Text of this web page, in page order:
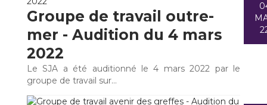
Groupe de travail outre-
mer - Audition du 4 mars
2022
Le SJA a été auditionné le 4 mars 2022 par le
groupe de travail sur…